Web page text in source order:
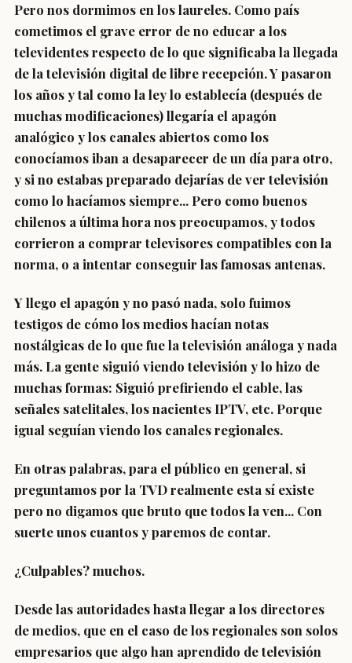
Pero nos dormimos en los laureles. Como país
cometimos el grave error de no educar a los
televidentes respecto de lo que significaba la llegada
de la televisión digital de libre recepción. Y pasaron
los años y tal como la ley lo establecía (después de
muchas modificaciones) llegaría el apagón
analógico y los canales abiertos como los
conocíamos iban a desaparecer de un día para otro,
y si no estabas preparado dejarías de ver televisión
como lo hacíamos siempre... Pero como buenos
chilenos a última hora nos preocupamos, y todos
corrieron a comprar televisores compatibles con la
norma, o a intentar conseguir las famosas antenas.
Y llego el apagón y no pasó nada, solo fuimos
testigos de cómo los medios hacían notas
nostálgicas de lo que fue la televisión análoga y nada
más. La gente siguió viendo televisión y lo hizo de
muchas formas: Siguió prefiriendo el cable, las
señales satelitales, los nacientes IPTV, etc. Porque
igual seguían viendo los canales regionales.
En otras palabras, para el público en general, si
preguntamos por la TVD realmente esta sí existe
pero no digamos que bruto que todos la ven... Con
suerte unos cuantos y paremos de contar.
¿Culpables? muchos.
Desde las autoridades hasta llegar a los directores
de medios, que en el caso de los regionales son solos
empresarios que algo han aprendido de televisión